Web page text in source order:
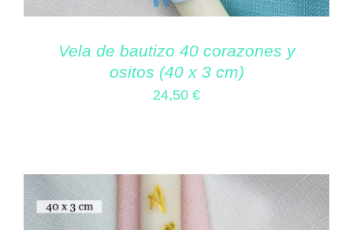
Vela de bautizo 40 corazones y
ositos (40 x 3 cm)
24,50 €